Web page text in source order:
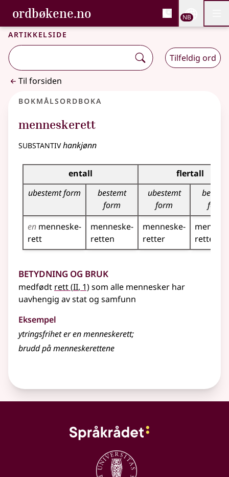
Gå til hovedinnhold
Tilgjengelighet
ordbøkene.no, Bokmålsordboka og
Bokmålsordboka og Nynorskordboka
NB
Artikkelside
Tilfeldig ord
Til forsiden
Bokmålsordboka
menneskerett
substantivhankjønn
Bøyingstabell for dette substantivet
entall
flertall
ubestemt form
bestemt
form
ubestemt
form
form
en menneske­
rett
menneske­
retten
menneske­
retter
rettene
Betydning og bruk
medfødt rett(2
II, 1)som alle mennesker har
uavhengig av stat og samfunn
Eksempel
ytringsfrihet er enmenneskerett;
brudd påmenneskerettene